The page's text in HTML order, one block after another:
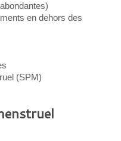
en dehors des
(SPM)